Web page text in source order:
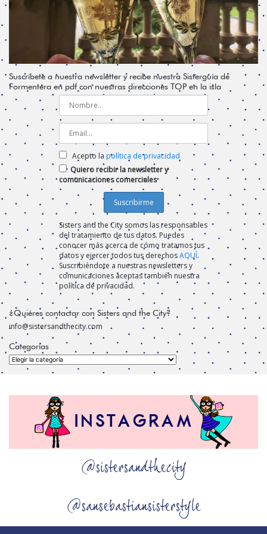
Suscríbete a nuestra newsletter y recibe nuestra Sisterguía de
Formentera en pdf con nuestras direcciones TOP en la isla
Acepto la política de privacidad
Quiero recibir la newsletter y
comunicaciones comerciales
Sisters and the City somos las responsables
del tratamiento de tus datos. Puedes
conocer más acerca de cómo tratamos tus
datos y ejercer todos tus derechosAQUÍ.
Suscribiéndote a nuestras newsletters y
comunicaciones aceptas también nuestra
política de privacidad.
¿Quiéres contactar con Sisters and the City?
info@sistersandthecity.com
Categorías
Categorías
@sistersandthecity
@sansebastiansisterstyle